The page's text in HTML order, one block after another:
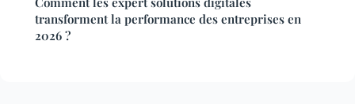
transforment la performance des entreprises en
2026 ?